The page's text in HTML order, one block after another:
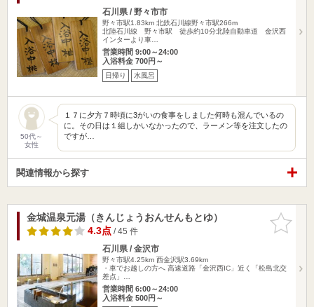
石川県 / 野々市市
野々市駅1.83km 北鉄石川線野々市駅266m
北陸石川線 野々市駅 徒歩約10分北陸自動車道 金沢西
インターより車…
営業時間 9:00～24:00
入浴料金 700円～
日帰り 水風呂
50代～
女性
１７に夕方７時頃に3がいの食事をしました何時も混んでいるの
に。その日は１組しかいなかったので、ラーメン等を注文したの
ですが…
関連情報から探す
お気に入
りに追加
金城温泉元湯（きんじょうおんせんもとゆ）
4.3点/ 45 件
石川県 / 金沢市
野々市駅4.25km 西金沢駅3.69km
・車でお越しの方へ 高速道路「金沢西IC」近く「松島北交
差点」…
営業時間 6:00～24:00
入浴料金 500円～